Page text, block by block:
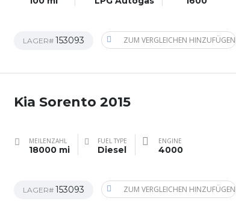
LAGER# 153093 ZUM VERGLEICHEN HINZUFÜGEN
Kia Sorento 2015
MEILENZAHL
18000 mi
FUEL TYPE
Diesel
ENGINE
4000
LAGER# 153093 ZUM VERGLEICHEN HINZUFÜGEN